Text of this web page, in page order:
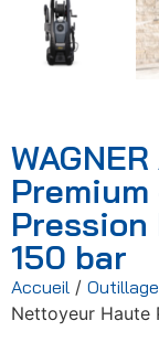
150 bar
Accueil /
Nettoyeur Haute